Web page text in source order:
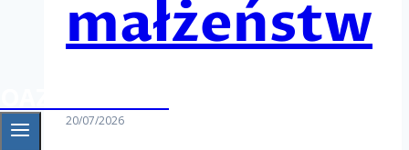
małżeństw
20/07/2026